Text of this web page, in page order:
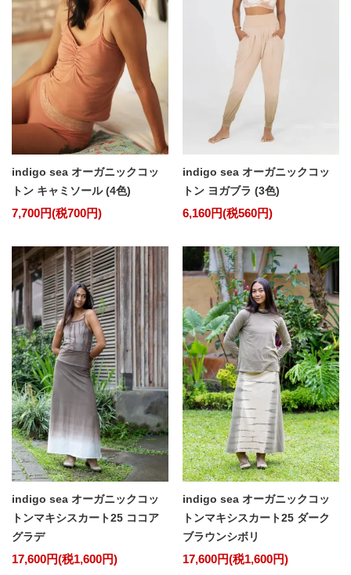
indigo sea オーガニックコッ
トン キャミソール (4色)
7,700円(税700円)
indigo sea オーガニックコッ
トン ヨガブラ (3色)
6,160円(税560円)
indigo sea オーガニックコッ
トンマキシスカート25 ココア
グラデ
17,600円(税1,600円)
indigo sea オーガニックコッ
トンマキシスカート25 ダーク
ブラウンシボリ
17,600円(税1,600円)